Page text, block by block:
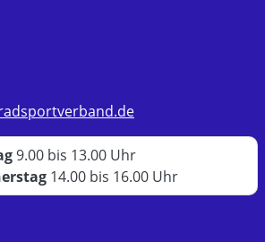
9.00 bis 13.00 Uhr
14.00 bis 16.00 Uhr